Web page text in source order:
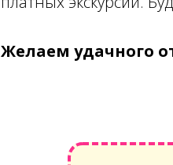
Желаем удачного